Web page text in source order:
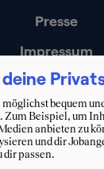
Presse
Impressum
Datenschutz
zurbequem
Zum Beispiel, um
anbieten zu
und dir
dir passen.